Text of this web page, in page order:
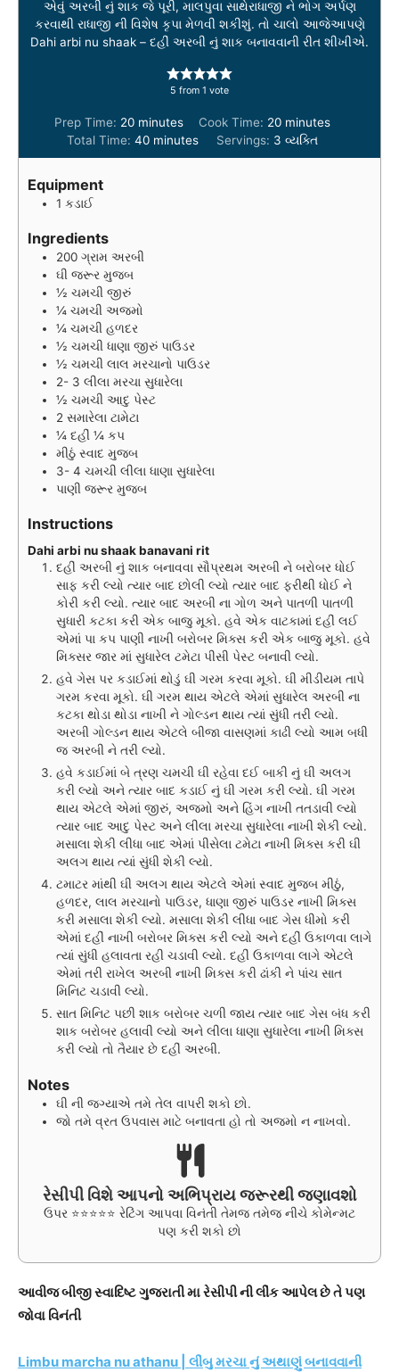
એવું અરબી નું શાક જે પૂરી, માલપુવા સાથેરાધાજી ને ભોગ અર્પણ
કરવાથી રાધાજી ની વિશેષ કૃપા મેળવી શકીશું. તો ચાલો આજેઆપણે
Dahi arbi nu shaak – દહીં અરબી નું શાક બનાવવાની રીત શીખીએ.
5 from 1 vote
Prep Time: 20m
i
n
minutes Cook Time: 20m
i
n
minutes
Total Time: 40m
i
minutes Servings: 3 વ્યક્તિ
Equipment
1 કડાઈ
Ingredients
200 ગ્રામ અરબી
ઘી જરૂર મુજબ
½ ચમચી જીરું
¼ ચમચી અજમો
¼ ચમચી હળદર
½ ચમચી ધાણા જીરું પાઉડર
½ ચમચી લાલ મરચાનો પાઉડર
2- 3 લીલા મરચા સુધારેલા
½ ચમચી આદુ પેસ્ટ
2 સમારેલા ટામેટા
¼ દહીં ¼ કપ
મીઠું સ્વાદ મુજબ
3- 4 ચમચી લીલા ધાણા સુધારેલા
પાણી જરૂર મુજબ
Instructions
Dahi arbi nu shaak banavani rit
દહીં અરબી નું શાક બનાવવા સૌપ્રથમ અરબી ને બરોબર ધોઈ
સાફ કરી લ્યો ત્યાર બાદ છોલી લ્યો ત્યાર બાદ ફરીથી ધોઈ ને
કોરી કરી લ્યો. ત્યાર બાદ અરબી ના ગોળ અને પાતળી પાતળી
સુધારી કટકા કરી એક બાજુ મૂકો. હવે એક વાટકામાં દહીં લઈ
એમાં પા કપ પાણી નાખી બરોબર મિક્સ કરી એક બાજુ મૂકો. હવે
મિક્સર જાર માં સુધારેલ ટમેટા પીસી પેસ્ટ બનાવી લ્યો.
હવે ગેસ પર કડાઈમાં થોડું ઘી ગરમ કરવા મૂકો. ઘી મીડીયમ તાપે
ગરમ કરવા મૂકો. ઘી ગરમ થાય એટલે એમાં સુધારેલ અરબી ના
કટકા થોડા થોડા નાખી ને ગોલ્ડન થાય ત્યાં સુંધી તરી લ્યો.
અરબી ગોલ્ડન થાય એટલે બીજા વાસણમાં કાઢી લ્યો આમ બધી
જ અરબી ને તરી લ્યો.
હવે કડાઈમાં બે ત્રણ ચમચી ઘી રહેવા દઈ બાકી નું ઘી અલગ
કરી લ્યો અને ત્યાર બાદ કડાઈ નું ઘી ગરમ કરી લ્યો. ઘી ગરમ
થાય એટલે એમાં જીરું, અજમો અને હિંગ નાખી તતડાવી લ્યો
ત્યાર બાદ આદુ પેસ્ટ અને લીલા મરચા સુધારેલા નાખી શેકી લ્યો.
મસાલા શેકી લીધા બાદ એમાં પીસેલા ટમેટા નાખી મિક્સ કરી ઘી
અલગ થાય ત્યાં સુંધી શેકી લ્યો.
ટમાટર માંથી ઘી અલગ થાય એટલે એમાં સ્વાદ મુજબ મીઠું,
હળદર, લાલ મરચાનો પાઉડર, ધાણા જીરું પાઉડર નાખી મિક્સ
કરી મસાલા શેકી લ્યો. મસાલા શેકી લીધા બાદ ગેસ ધીમો કરી
એમાં દહીં નાખી બરોબર મિક્સ કરી લ્યો અને દહીં ઉકાળવા લાગે
ત્યાં સુંધી હલાવતા રહી ચડાવી લ્યો. દહીં ઉકાળવા લાગે એટલે
એમાં તરી રાખેલ અરબી નાખી મિક્સ કરી ઢાંકી ને પાંચ સાત
મિનિટ ચડાવી લ્યો.
સાત મિનિટ પછી શાક બરોબર ચળી જાય ત્યાર બાદ ગેસ બંધ કરી
શાક બરોબર હલાવી લ્યો અને લીલા ધાણા સુધારેલા નાખી મિક્સ
કરી લ્યો તો તૈયાર છે દહીં અરબી.
Notes
ઘી ની જગ્યાએ તમે તેલ વાપરી શકો છો.
જો તમે વ્રત ઉપવાસ માટે બનાવતા હો તો અજમો ન નાખવો.
રેસીપી વિશે આપનો અભિપ્રાય જરૂરથી જણાવશો
ઉપર ⭐⭐⭐⭐⭐ રેટિંગ આપવા વિનંતી તેમજ તમેજ નીચે કોમેન્મટ
પણ કરી શકો છો
આવીજ બીજી સ્વાદિષ્ટ ગુજરાતી મા રેસીપી ની લીંક આપેલ છે તે પણ
જોવા વિનંતી
Limbu marcha nu athanu | લીંબુ મરચા નું અથાણું બનાવવાની